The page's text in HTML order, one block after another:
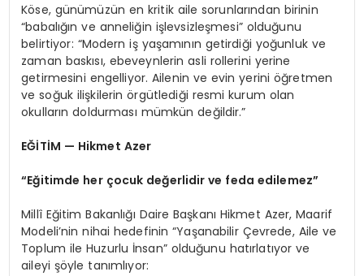
Köse, günümüzün en kritik aile sorunlarından birinin
“babalığın ve anneliğin işlevsizleşmesi” olduğunu
belirtiyor: “Modern iş yaşamının getirdiği yoğunluk ve
zaman baskısı, ebeveynlerin asli rollerini yerine
getirmesini engelliyor. Ailenin ve evin yerini öğretmen
ve soğuk ilişkilerin örgütlediği resmi kurum olan
okulların doldurması mümkün değildir.”
EĞİTİM — Hikmet Azer
“Eğitimde her çocuk değerlidir ve feda edilemez”
Millî Eğitim Bakanlığı Daire Başkanı Hikmet Azer, Maarif
Modeli’nin nihai hedefinin “Yaşanabilir Çevrede, Aile ve
Toplum ile Huzurlu İnsan” olduğunu hatırlatıyor ve
aileyi şöyle tanımlıyor: